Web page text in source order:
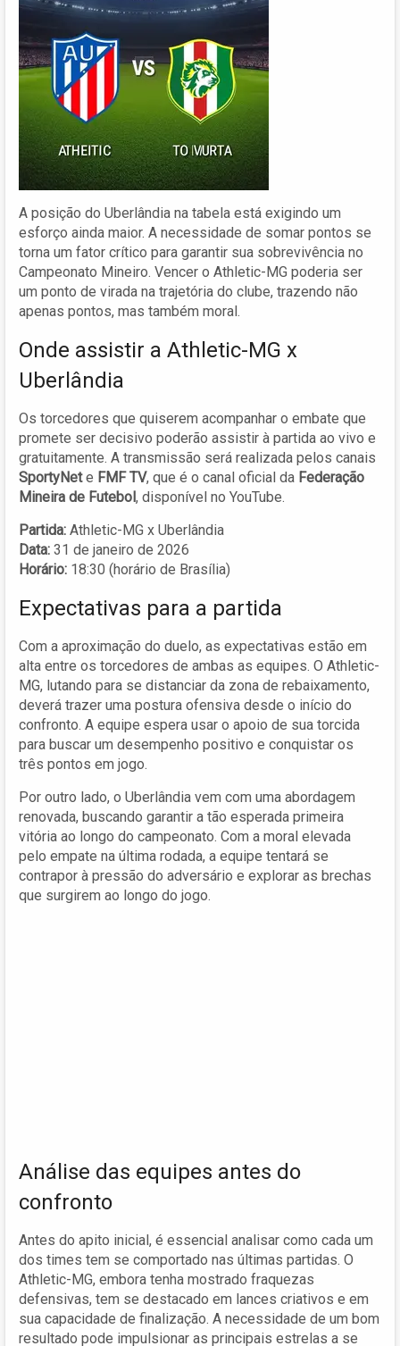
A posição do Uberlândia na tabela está exigindo um
esforço ainda maior. A necessidade de somar pontos se
torna um fator crítico para garantir sua sobrevivência no
Campeonato Mineiro. Vencer o Athletic-MG poderia ser
um ponto de virada na trajetória do clube, trazendo não
apenas pontos, mas também moral.
Onde assistir a Athletic-MG x
Uberlândia
Os torcedores que quiserem acompanhar o embate que
promete ser decisivo poderão assistir à partida ao vivo e
gratuitamente. A transmissão será realizada pelos canais
SportyNete FMF TV, que é o canal oficial da Federação
Mineira de Futebol, disponível no YouTube.
Partida: Athletic-MG x Uberlândia
Data: 31 de janeiro de 2026
Horário: 18:30 (horário de Brasília)
Expectativas para a partida
Com a aproximação do duelo, as expectativas estão em
alta entre os torcedores de ambas as equipes. O Athletic-
MG, lutando para se distanciar da zona de rebaixamento,
deverá trazer uma postura ofensiva desde o início do
confronto. A equipe espera usar o apoio de sua torcida
para buscar um desempenho positivo e conquistar os
três pontos em jogo.
Por outro lado, o Uberlândia vem com uma abordagem
renovada, buscando garantir a tão esperada primeira
vitória ao longo do campeonato. Com a moral elevada
pelo empate na última rodada, a equipe tentará se
contrapor à pressão do adversário e explorar as brechas
que surgirem ao longo do jogo.
Análise das equipes antes do
confronto
Antes do apito inicial, é essencial analisar como cada um
dos times tem se comportado nas últimas partidas. O
Athletic-MG, embora tenha mostrado fraquezas
defensivas, tem se destacado em lances criativos e em
sua capacidade de finalização. A necessidade de um bom
resultado pode impulsionar as principais estrelas a se